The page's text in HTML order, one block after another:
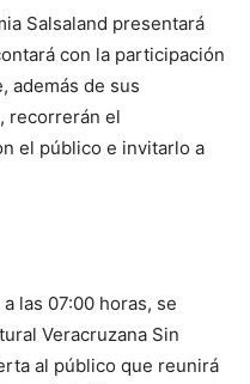
Salsaland presentará
con la participación
además de sus
recorrerán el
el público e invitarlo a
las 07:00 horas, se
Veracruzana Sin
al público que reunirá